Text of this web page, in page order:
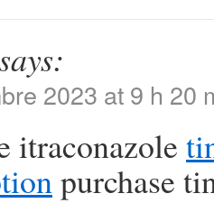
2023 at 9 h 20
itraconazole
purchase